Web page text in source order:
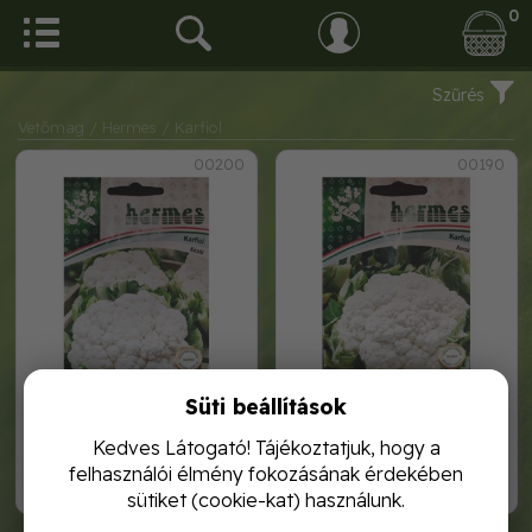
0
Szűrés
Vetőmag / Hermes
/ Karfiol
00200
290,-
karfiol autumn gigant 4
00190
290,-
Süti beállítások
Kedves Látogató! Tájékoztatjuk, hogy a
felhasználói élmény fokozásának érdekében
sütiket (cookie-kat) használunk.